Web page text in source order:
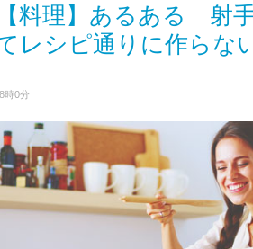
料理】あるある 射
レシピ通りに作らな
時0分